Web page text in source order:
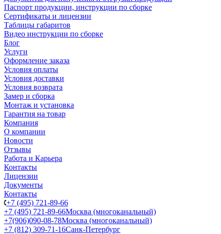
Паспорт продукции, инструкции по сборке
Сертификаты и лицензии
Таблицы габаритов
Видео инструкции по сборке
Блог
Услуги
Оформление заказа
Условия оплаты
Условия доставки
Условия возврата
Замер и сборка
Монтаж и установка
Гарантия на товар
Компания
О компании
Новости
Отзывы
Работа и Карьера
Контакты
Лицензии
Документы
Контакты
+7 (495) 721-89-66
+7 (495) 721-89-66Москва (многоканальный)
+7(906)090-08-78Москва (многоканальный)
+7 (812) 309-71-16Санк-Петербург